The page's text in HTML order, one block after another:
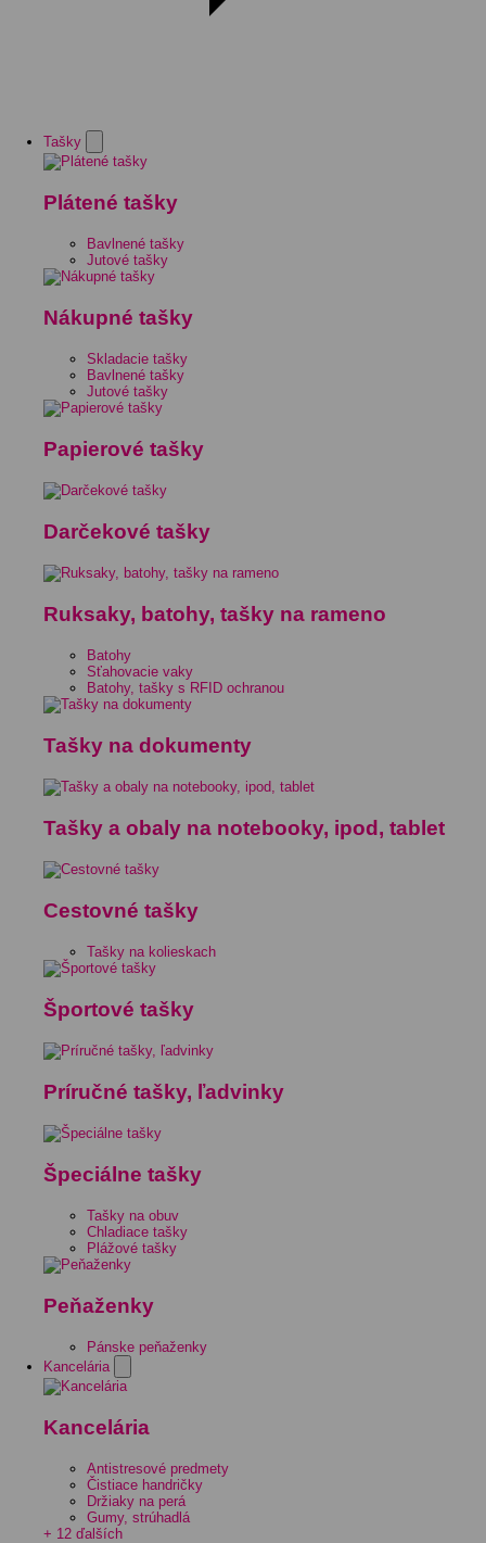
Tašky
Plátené tašky
Bavlnené tašky
Jutové tašky
Nákupné tašky
Skladacie tašky
Bavlnené tašky
Jutové tašky
Papierové tašky
Darčekové tašky
Ruksaky, batohy, tašky na rameno
Batohy
Sťahovacie vaky
Batohy, tašky s RFID ochranou
Tašky na dokumenty
Tašky a obaly na notebooky, ipod, tablet
Cestovné tašky
Tašky na kolieskach
Športové tašky
Príručné tašky, ľadvinky
Špeciálne tašky
Tašky na obuv
Chladiace tašky
Plážové tašky
Peňaženky
Pánske peňaženky
Kancelária
Kancelária
Antistresové predmety
Čistiace handričky
Držiaky na perá
Gumy, strúhadlá
+ 12 ďalších